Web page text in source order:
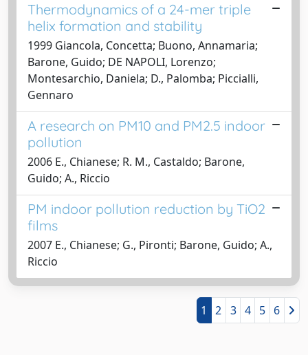
Thermodynamics of a 24-mer triple
helix formation and stability
1999 Giancola, Concetta; Buono, Annamaria;
Barone, Guido; DE NAPOLI, Lorenzo;
Montesarchio, Daniela; D., Palomba; Piccialli,
Gennaro
A research on PM10 and PM2.5 indoor
pollution
2006 E., Chianese; R. M., Castaldo; Barone,
Guido; A., Riccio
PM indoor pollution reduction by TiO2
films
2007 E., Chianese; G., Pironti; Barone, Guido; A.,
Riccio
1 2 3 4 5 6